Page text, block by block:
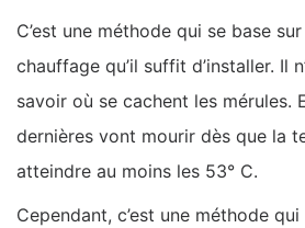
C’est une méthode qui se base
chauffage qu’il suffit d’installer. Il
savoir où se cachent les mérules.
dernières vont mourir dès que la
atteindre au moins les 53° C.
Cependant, c’est une méthode